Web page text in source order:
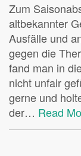
Zum
altbekannter
Ausfälle und
gegen die
fand man in
nicht unfair
gerne und
der… Read